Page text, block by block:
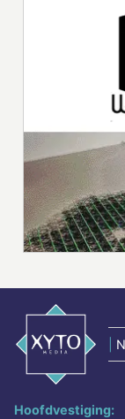
Hoofdvestiging: